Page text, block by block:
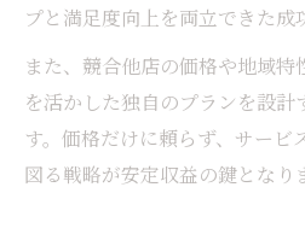
プと満足度向上を両立できた成
また、競合他店の価格や地域
を活かした独自のプランを設計
す。価格だけに頼らず、サービ
図る戦略が安定収益の鍵となり